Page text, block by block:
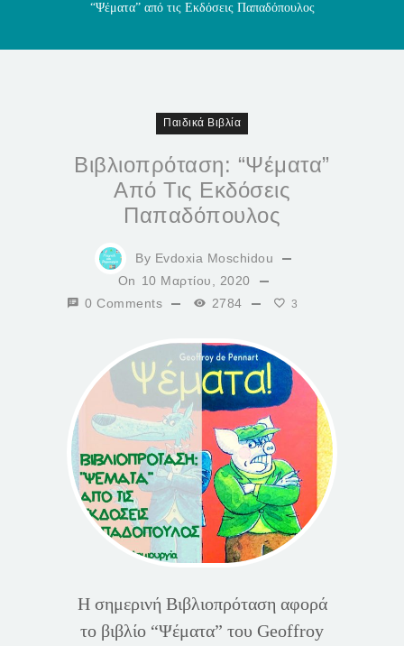
“Ψέματα” από τις Εκδόσεις Παπαδόπουλος
Παιδικά Βιβλία
Βιβλιοπρόταση: “Ψέματα”
Από Τις Εκδόσεις
Παπαδόπουλος
By Evdoxia Moschidou
On 10 Μαρτίου, 2020
0 Comments
2784 3
Η σημερινή Βιβλιοπρόταση αφορά
το βιβλίο “Ψέματα” του Geoffroy